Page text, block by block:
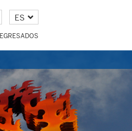
ES
EGRESADOS